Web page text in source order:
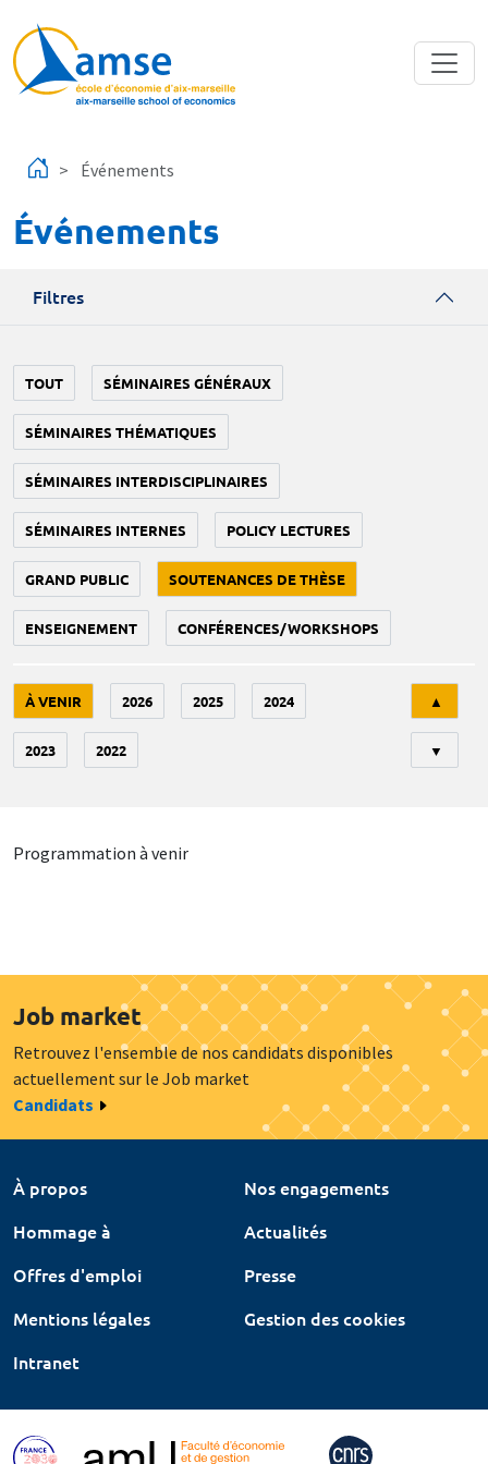
Événements
Événements
Filtres
TOUT SÉMINAIRES GÉNÉRAUX
SÉMINAIRES THÉMATIQUES
SÉMINAIRES INTERDISCIPLINAIRES
SÉMINAIRES INTERNES POLICY LECTURES
GRAND PUBLIC SOUTENANCES DE THÈSE
ENSEIGNEMENT CONFÉRENCES/WORKSHOPS
À VENIR 2026 2025 2024
2023 2022
▲
▼
Programmation à venir
Job market
Retrouvez l'ensemble de nos candidats disponibles
actuellement sur le Job market
Candidats
À propos
Nos engagements
Hommage à
Actualités
Offres d'emploi
Presse
Mentions légales
Gestion des cookies
Intranet